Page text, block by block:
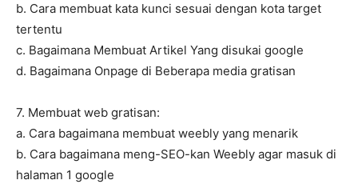
b. Cara membuat kata kunci sesuai dengan kota target
tertentu
c. Bagaimana Membuat Artikel Yang disukai google
d. Bagaimana Onpage di Beberapa media gratisan
7. Membuat web gratisan:
a. Cara bagaimana membuat weebly yang menarik
b. Cara bagaimana meng-SEO-kan Weebly agar masuk di
halaman 1 google